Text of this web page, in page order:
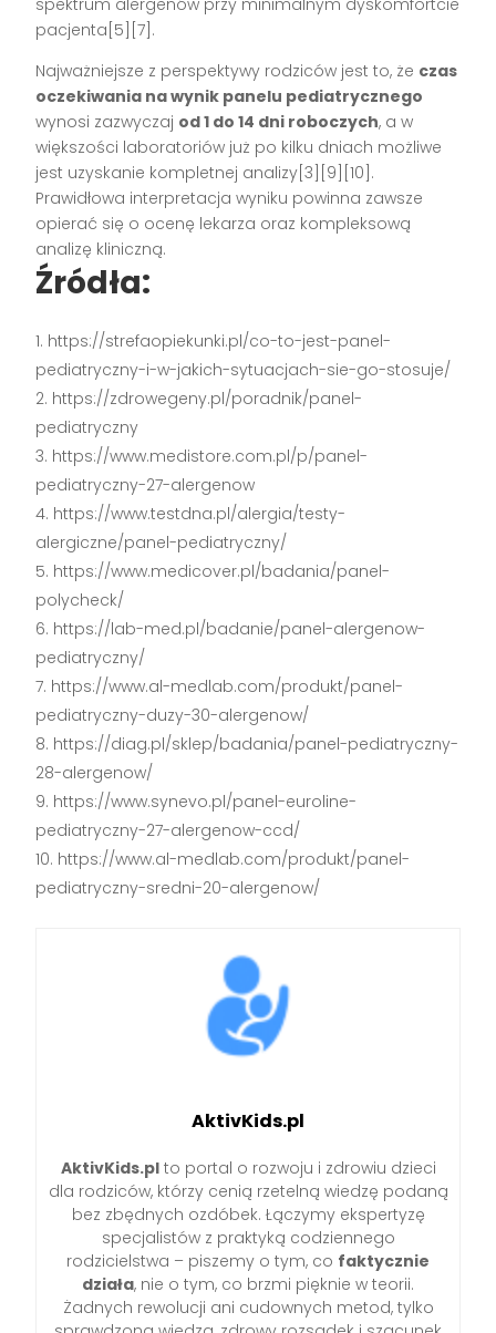
spektrum alergenów przy minimalnym dyskomfortcie
pacjenta[5][7].
Najważniejsze z perspektywy rodziców jest to, że czas
oczekiwania na wynik panelu pediatrycznego
wynosi zazwyczaj od 1 do 14 dni roboczych, a w
większości laboratoriów już po kilku dniach możliwe
jest uzyskanie kompletnej analizy[3][9][10].
Prawidłowa interpretacja wyniku powinna zawsze
opierać się o ocenę lekarza oraz kompleksową
analizę kliniczną.
Źródła:
https://strefaopiekunki.pl/co-to-jest-panel-
pediatryczny-i-w-jakich-sytuacjach-sie-go-stosuje/
https://zdrowegeny.pl/poradnik/panel-
pediatryczny
https://www.medistore.com.pl/p/panel-
pediatryczny-27-alergenow
https://www.testdna.pl/alergia/testy-
alergiczne/panel-pediatryczny/
https://www.medicover.pl/badania/panel-
polycheck/
https://lab-med.pl/badanie/panel-alergenow-
pediatryczny/
https://www.al-medlab.com/produkt/panel-
pediatryczny-duzy-30-alergenow/
https://diag.pl/sklep/badania/panel-pediatryczny-
28-alergenow/
https://www.synevo.pl/panel-euroline-
pediatryczny-27-alergenow-ccd/
https://www.al-medlab.com/produkt/panel-
pediatryczny-sredni-20-alergenow/
AktivKids.pl
AktivKids.plto portal o rozwoju i zdrowiu dzieci
dla rodziców, którzy cenią rzetelną wiedzę podaną
bez zbędnych ozdóbek. Łączymy ekspertyzę
specjalistów z praktyką codziennego
rodzicielstwa – piszemy o tym, co faktycznie
działa, nie o tym, co brzmi pięknie w teorii.
Żadnych rewolucji ani cudownych metod, tylko